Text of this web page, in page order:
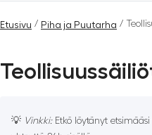
Etusivu / Piha ja Puutarha /
💡 Vinkki:Etkö löytänyt etsimääsi